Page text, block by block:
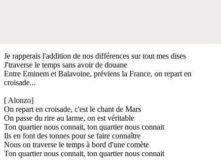
Je rapperais l'addition de nos différences sur tout mes dises
J'traverse le temps sans avoir de douane
Entre Eminem et Balavoine, préviens la France, on repart en
croisade...
[ Alonzo]
On repart en croisade, c'est le chant de Mars
On passe du rire au larme, on est véritable
Ton quartier nous connait, ton quartier nous connait
Ils en font des tonnes pour se faire connaître
Nous on traverse le temps à bord d'une comète
Ton quartier nous connait, ton quartier nous connait